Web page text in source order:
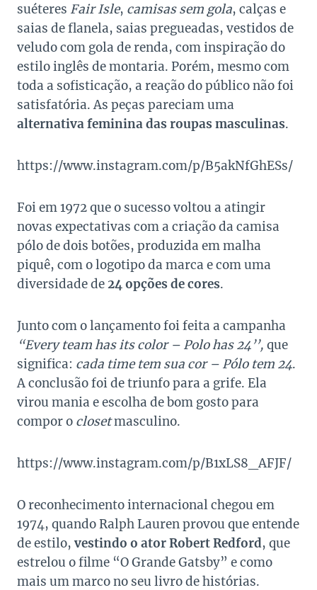
suéteres Fair Isle, camisas sem gola, calças e
saias de flanela, saias pregueadas, vestidos de
veludo com gola de renda, com inspiração do
estilo inglês de montaria. Porém, mesmo com
toda a sofisticação, a reação do público não foi
satisfatória. As peças pareciam uma
alternativa feminina das roupas masculinas.
https://www.instagram.com/p/B5akNfGhESs/
Foi em 1972 que o sucesso voltou a atingir
novas expectativas com a criação da camisa
pólo de dois botões, produzida em malha
piquê, com o logotipo da marca e com uma
diversidade de24 opções de cores.
Junto com o lançamento foi feita a campanha
“Every team has its color – Polo has 24’’, que
significa: cada time tem sua cor – Pólo tem 24.
A conclusão foi de triunfo para a grife. Ela
virou mania e escolha de bom gosto para
compor o closetmasculino.
https://www.instagram.com/p/B1xLS8_AFJF/
O reconhecimento internacional chegou em
1974, quando Ralph Lauren provou que entende
de estilo, vestindo o ator Robert Redford, que
estrelou o filme “O Grande Gatsby” e como
mais um marco no seu livro de histórias.